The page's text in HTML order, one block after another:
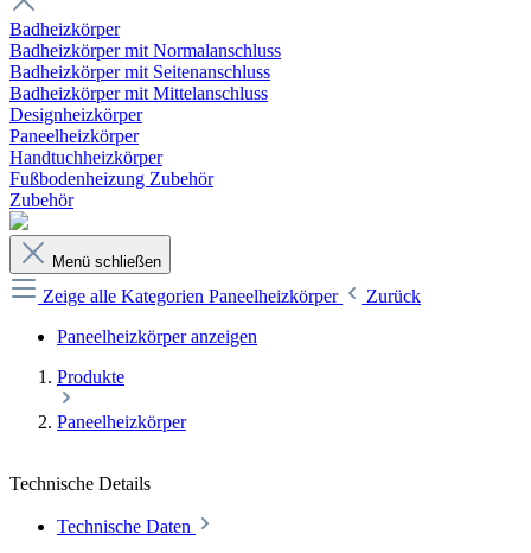
Badheizkörper
Badheizkörper mit Normalanschluss
Badheizkörper mit Seitenanschluss
Badheizkörper mit Mittelanschluss
Designheizkörper
Paneelheizkörper
Handtuchheizkörper
Fußbodenheizung Zubehör
Zubehör
Menü schließen
Zeige alle Kategorien Paneelheizkörper
Zurück
Paneelheizkörper anzeigen
Produkte
Paneelheizkörper
Technische Details
Technische Daten